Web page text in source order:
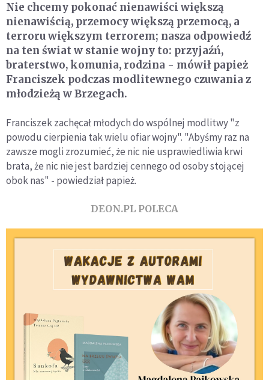
Nie chcemy pokonać nienawiści większą
nienawiścią, przemocy większą przemocą, a
terroru większym terrorem; nasza odpowiedź
na ten świat w stanie wojny to: przyjaźń,
braterstwo, komunia, rodzina - mówił papież
Franciszek podczas modlitewnego czuwania z
młodzieżą w Brzegach.
Franciszek zachęcał młodych do wspólnej modlitwy "z
powodu cierpienia tak wielu ofiar wojny". "Abyśmy raz na
zawsze mogli zrozumieć, że nic nie usprawiedliwia krwi
brata, że nic nie jest bardziej cennego od osoby stojącej
obok nas" - powiedział papież.
DEON.PL POLECA